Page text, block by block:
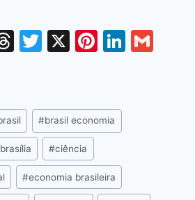
T
a
d
s
T
er
X
Pi
e
st
Li
#brasil economia
brasília #ciência
#economia brasileira